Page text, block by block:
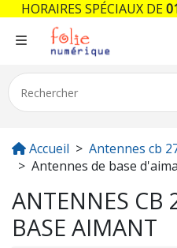
Accueil
Antennes cb
Antennes de base
ANTENNES CB
BASE AIMANT
HORAIRES SPÉCIAUX DE